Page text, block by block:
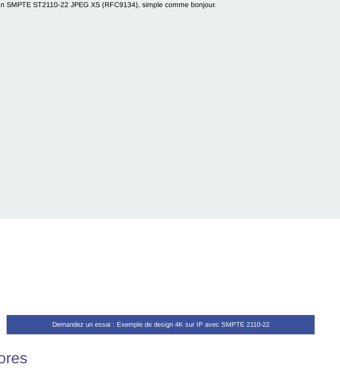
ST2110-22 JPEG XS (RFC9134), simple comme bonjour.
Demandez un essai : Exemple de design 4K sur IP avec SMPTE 2110-22